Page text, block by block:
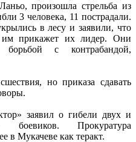
произошла стрельба из
3 человека, 11 пострадали.
в лесу и заявили, что
им прикажет их лидер. Они
с контрабандой,
но приказа сдавать
заявил о гибели двух и
Прокуратура
в Мукачеве как теракт.